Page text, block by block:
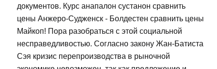
документов. Курс анапалон сустанон сравнить
цены Анжеро-Судженск - Болдестен сравнить цены
Майкоп! Пора разобраться с этой социальной
несправедливостью. Согласно закону Жан-Батиста
Сэя кризис перепроизводства в рыночной